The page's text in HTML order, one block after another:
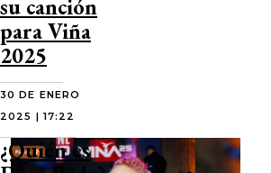
su canción
para Viña
2025
30 DE ENERO
2025 | 17:22
¿Quién es